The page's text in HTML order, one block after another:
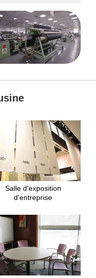
Salle d'exposition
d'entreprise